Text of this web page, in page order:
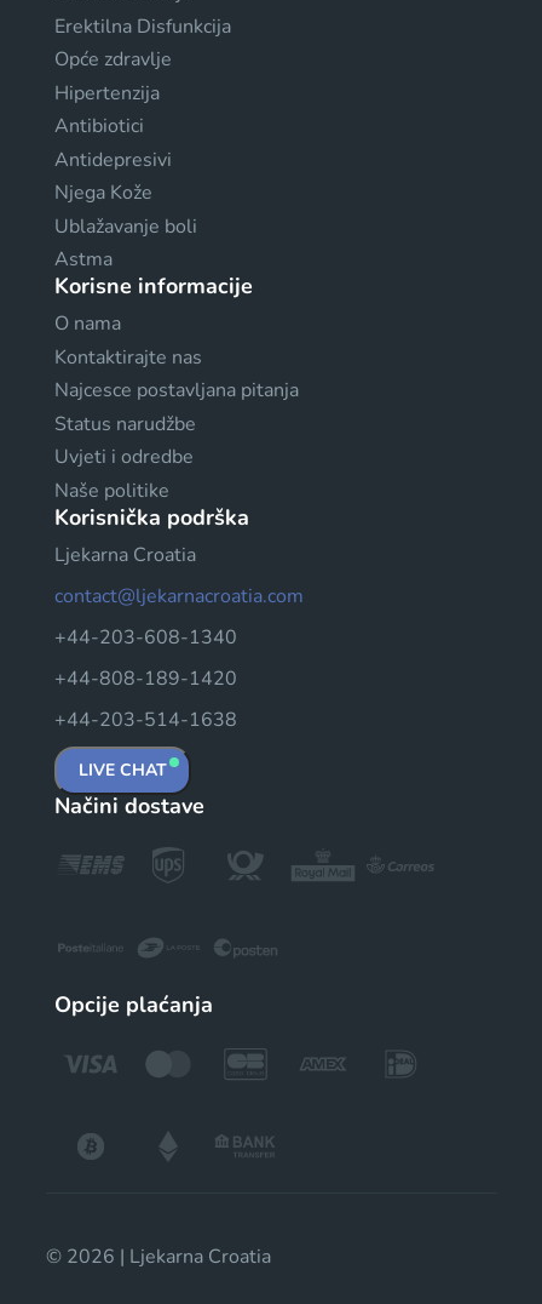
Erektilna Disfunkcija
Opće zdravlje
Hipertenzija
Antibiotici
Antidepresivi
Njega Kože
Ublažavanje boli
Astma
Korisne informacije
O nama
Kontaktirajte nas
Najcesce postavljana pitanja
Status narudžbe
Uvjeti i odredbe
Naše politike
Korisnička podrška
Ljekarna Croatia
contact@ljekarnacroatia.com
+44-203-608-1340
+44-808-189-1420
+44-203-514-1638
LIVE CHAT
Načini dostave
Opcije plaćanja
© 2026 | Ljekarna Croatia